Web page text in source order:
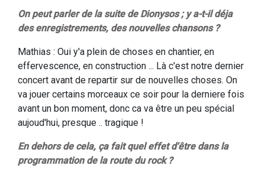
On peut parler de la suite de Dionysos ; y a-t-il déja
des enregistrements, des nouvelles chansons ?
Mathias : Oui y'a plein de choses en chantier, en
effervescence, en construction ... Là c'est notre dernier
concert avant de repartir sur de nouvelles choses. On
va jouer certains morceaux ce soir pour la derniere fois
avant un bon moment, donc ca va être un peu spécial
aujoud'hui, presque .. tragique !
En dehors de cela, ça fait quel effet d'être dans la
programmation de la route du rock ?